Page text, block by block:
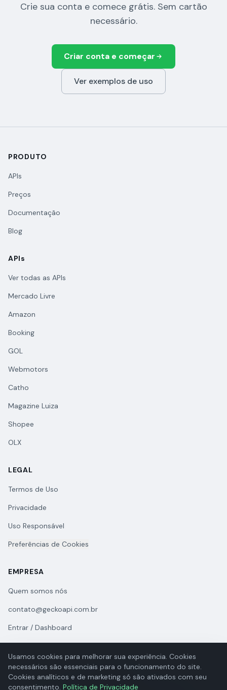
Crie sua conta e comece grátis. Sem cartão
necessário.
Criar conta e começar
Ver exemplos de uso
PRODUTO
APIs
Preços
Documentação
Blog
APIs
Ver todas as APIs
Mercado Livre
Amazon
Booking
GOL
Webmotors
Catho
Magazine Luiza
Shopee
OLX
LEGAL
Termos de Uso
Privacidade
Uso Responsável
Preferências de Cookies
EMPRESA
Quem somos nós
contato@geckoapi.com.br
Entrar / Dashboard
Usamos cookies para melhorar sua experiência. Cookies
necessários são essenciais para o funcionamento do site.
Cookies analíticos e de marketing só são ativados com seu
consentimento. Política de Privacidade